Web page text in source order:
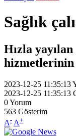
Sağlık
Hızla
hizmetlerinin
2023-12-25 11:35:13
2023-12-25 11:35:13
0Yorum
563 Gösterim
A- A+